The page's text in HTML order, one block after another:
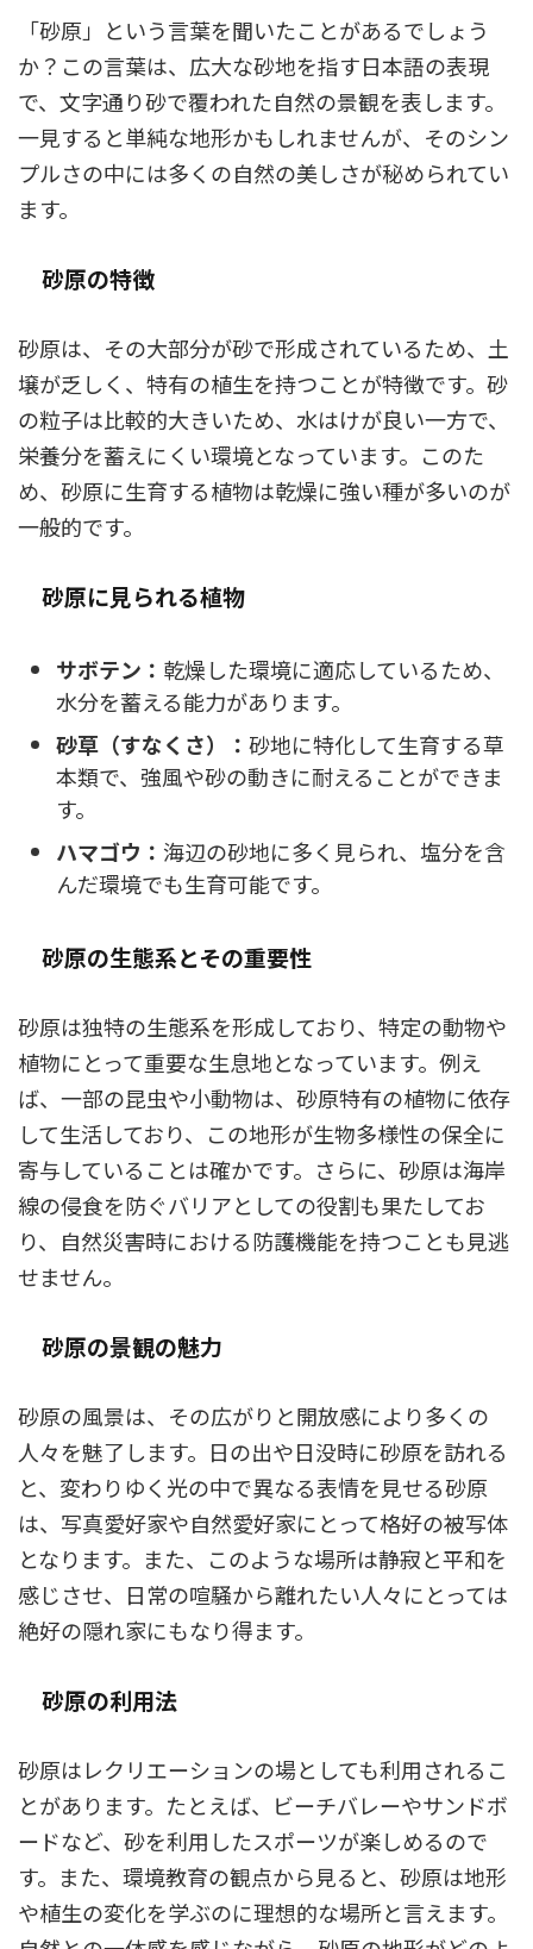
「砂原」という言葉を聞いたことがあるでしょう
か？この言葉は、広大な砂地を指す日本語の表現
で、文字通り砂で覆われた自然の景観を表します。
一見すると単純な地形かもしれませんが、そのシン
プルさの中には多くの自然の美しさが秘められてい
ます。
砂原の特徴
砂原は、その大部分が砂で形成されているため、土
壌が乏しく、特有の植生を持つことが特徴です。砂
の粒子は比較的大きいため、水はけが良い一方で、
栄養分を蓄えにくい環境となっています。このた
め、砂原に生育する植物は乾燥に強い種が多いのが
一般的です。
砂原に見られる植物
サボテン： 乾燥した環境に適応しているため、
水分を蓄える能力があります。
砂草（すなくさ）： 砂地に特化して生育する草
本類で、強風や砂の動きに耐えることができま
す。
ハマゴウ： 海辺の砂地に多く見られ、塩分を含
んだ環境でも生育可能です。
砂原の生態系とその重要性
砂原は独特の生態系を形成しており、特定の動物や
植物にとって重要な生息地となっています。例え
ば、一部の昆虫や小動物は、砂原特有の植物に依存
して生活しており、この地形が生物多様性の保全に
寄与していることは確かです。さらに、砂原は海岸
線の侵食を防ぐバリアとしての役割も果たしてお
り、自然災害時における防護機能を持つことも見逃
せません。
砂原の景観の魅力
砂原の風景は、その広がりと開放感により多くの
人々を魅了します。日の出や日没時に砂原を訪れる
と、変わりゆく光の中で異なる表情を見せる砂原
は、写真愛好家や自然愛好家にとって格好の被写体
となります。また、このような場所は静寂と平和を
感じさせ、日常の喧騒から離れたい人々にとっては
絶好の隠れ家にもなり得ます。
砂原の利用法
砂原はレクリエーションの場としても利用されるこ
とがあります。たとえば、ビーチバレーやサンドボ
ードなど、砂を利用したスポーツが楽しめるので
す。また、環境教育の観点から見ると、砂原は地形
や植生の変化を学ぶのに理想的な場所と言えます。